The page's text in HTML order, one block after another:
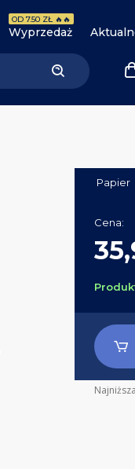
Wyprzedaż
OD 7.50 ZŁ 🔥🔥
Papier
Cena: